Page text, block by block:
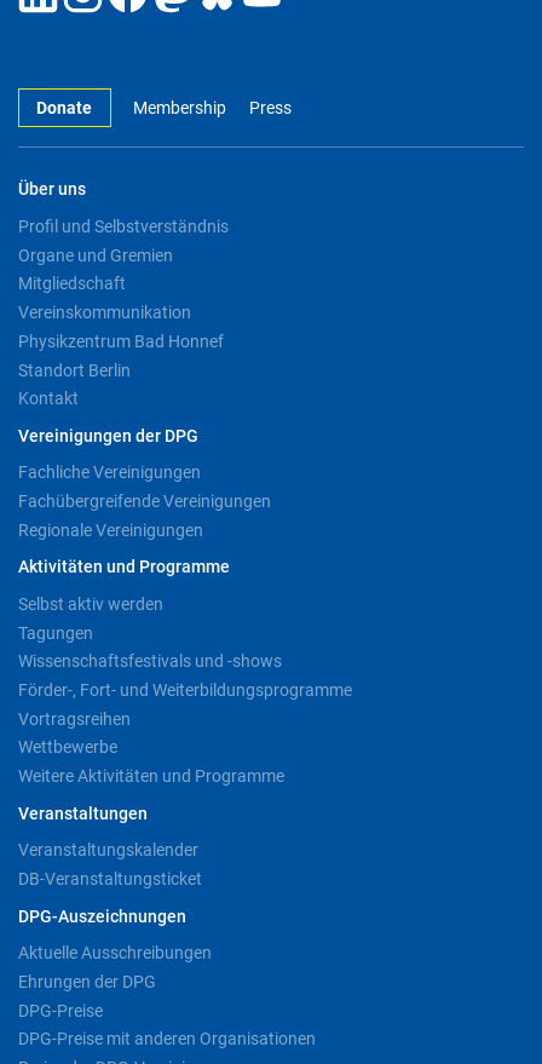
Donate Membership Press
Über uns
Profil und Selbstverständnis
Organe und Gremien
Mitgliedschaft
Vereinskommunikation
Physikzentrum Bad Honnef
Standort Berlin
Kontakt
Vereinigungen der DPG
Fachliche Vereinigungen
Fachübergreifende Vereinigungen
Regionale Vereinigungen
Aktivitäten und Programme
Selbst aktiv werden
Tagungen
Wissenschaftsfestivals und -shows
Förder-, Fort- und Weiterbildungsprogramme
Vortragsreihen
Wettbewerbe
Weitere Aktivitäten und Programme
Veranstaltungen
Veranstaltungskalender
DB-Veranstaltungsticket
DPG-Auszeichnungen
Aktuelle Ausschreibungen
Ehrungen der DPG
DPG-Preise
DPG-Preise mit anderen Organisationen